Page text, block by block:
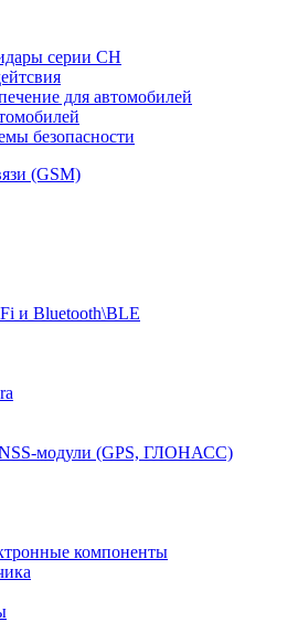
серии CH
для автомобилей
безопасности
(GSM)
и Bluetooth\BLE
модули (GPS, ГЛОНАСС)
компоненты